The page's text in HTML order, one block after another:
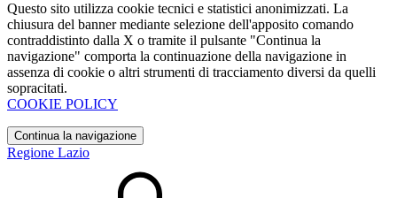
Questo sito utilizza cookie tecnici e statistici anonimizzati. La
chiusura del banner mediante selezione dell'apposito comando
contraddistinto dalla X o tramite il pulsante "Continua la
navigazione" comporta la continuazione della navigazione in
assenza di cookie o altri strumenti di tracciamento diversi da quelli
sopracitati.
COOKIE POLICY
Continua la navigazione
Regione Lazio